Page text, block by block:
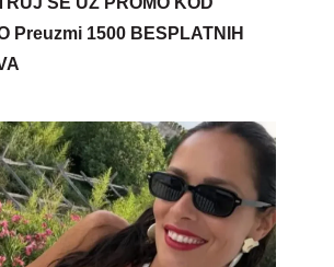
Preuzmi 1500 BESPLATNIH